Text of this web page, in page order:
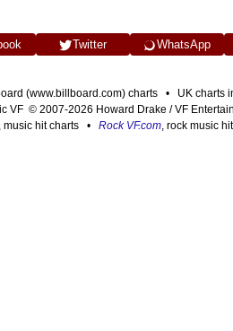
Twitter WhatsApp
(www.billboard.com) charts • UK charts
VF © 2007-2026 Howard Drake / VF
, music hit charts • Rock VF.com, rock music